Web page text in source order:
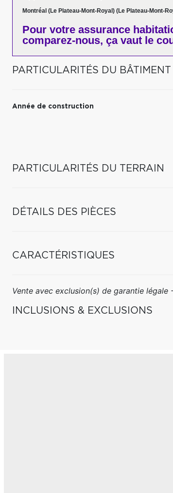
Montréal (Le Plateau-Mont-Royal) (Le Plateau-Mont-
Pour votre assurance
comparez-nous, ça vaut le
PARTICULARITÉS DU BÂTIMENT
Année de construction
PARTICULARITÉS DU TERRAIN
DÉTAILS DES PIÈCES
CARACTÉRISTIQUES
Vente avec exclusion(s) de garantie
INCLUSIONS & EXCLUSIONS